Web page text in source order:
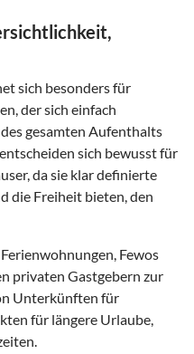
sich besonders für
der sich einfach
gesamten Aufenthalts
sich bewusst für
da sie klar definierte
die Freiheit bieten, den
Fewos
privaten Gastgebern zur
Unterkünften für
für längere Urlaube,